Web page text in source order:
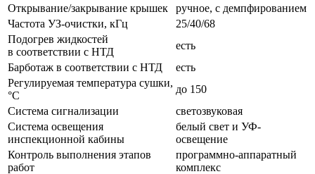
Открывание/закрывание крышек
ручное, с демпфированием
Частота УЗ-очистки, кГц
25/40/68
Подогрев жидкостей
в соответствии с НТД
есть
Барботаж в соответствии с НТД
есть
Регулируемая температура сушки,
°С
до 150
Система сигнализации
светозвуковая
Система освещения
инспекционной кабины
белый свет и УФ-
освещение
Контроль выполнения этапов
работ
программно-аппаратный
комплекс